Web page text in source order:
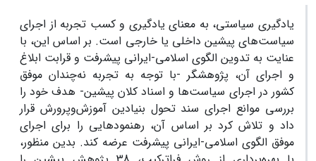
یادگیری سیاستی، به معنای یادگیری و کسب تجربه از اجرای
سیاست‌های پیشین داخلی یا خارجی است. بر اساس این، با
عنایت به تدوین الگوی اسلامی-ایرانی پیشرفت و قرابت ابلاغ
و اجرای آن، پژوهشگر -با توجه به تجربه نه‌چندان موفق
کشور در اجرای سیاست‌ها و اسناد کلان پیشین- هدف خود را
بررسی موانع اجرای سند تحول بنیادین آموزش‌وپرورش قرار
داد و تلاش کرد بر اساس آن، رهنمودهایی را برای اجرای
موفق الگوی اسلامی-ایرانی پیشرفت عرضه کند. بدین منظور،